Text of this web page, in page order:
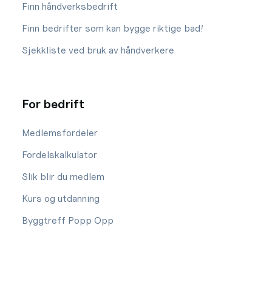
Finn håndverksbedrift
Finn bedrifter som kan bygge riktige bad!
Sjekkliste ved bruk av håndverkere
For bedrift
Medlemsfordeler
Fordelskalkulator
Slik blir du medlem
Kurs og utdanning
Byggtreff Popp Opp